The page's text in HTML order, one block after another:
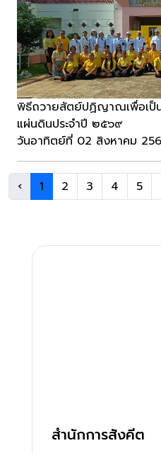
พิธีถวายสัตย์ปฏิญาณเพื่อเป็
แผ่นดินประจำปี ๒๕๖๙
วันอาทิตย์ที่ 02 สิงหาคม
‹ 1 2 3 4 5
สำนักการสังคีต